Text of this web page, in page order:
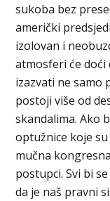
sukoba bez
američki
izolovan i
atmosferi će doći
izazvati ne samo
postoji više od
skandalima. Ako
optužnice koje
mučna
postupci. Svi bi
da je naš pravni